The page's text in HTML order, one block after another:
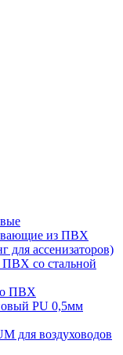
из ПВХ
ассенизаторов)
со стальной
ПВХ
PU 0,5мм
для воздуховодов